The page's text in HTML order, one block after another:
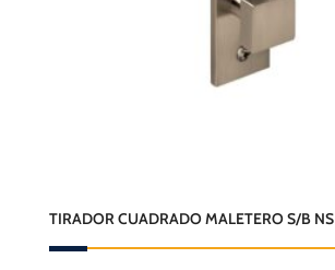
TIRADOR CUADRADO MALETERO S/B NS